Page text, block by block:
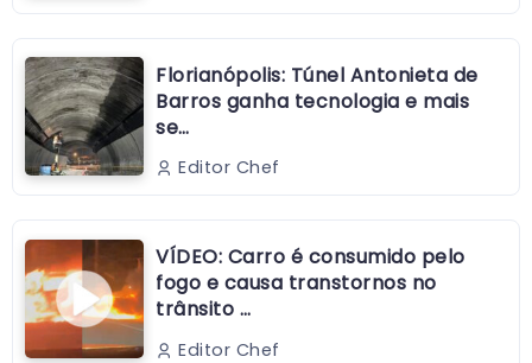
Florianópolis: Túnel Antonieta de
Barros ganha tecnologia e mais
se…
Editor Chef
VÍDEO: Carro é consumido pelo
fogo e causa transtornos no
trânsito …
Editor Chef